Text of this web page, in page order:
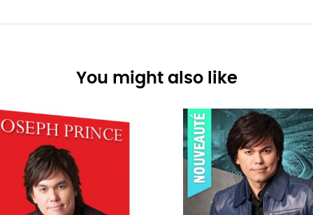
You might also like